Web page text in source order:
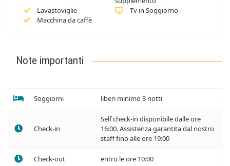
Lavastoviglie
Tv in Soggiorno
Macchina da caffè
Note importanti
Soggiorni liberi minimo 3 notti
Check-in
Self check-in disponibile dalle ore
16:00. Assistenza garantita dal nostro
staff fino alle ore 19:00
Check-out entro le ore 10:00